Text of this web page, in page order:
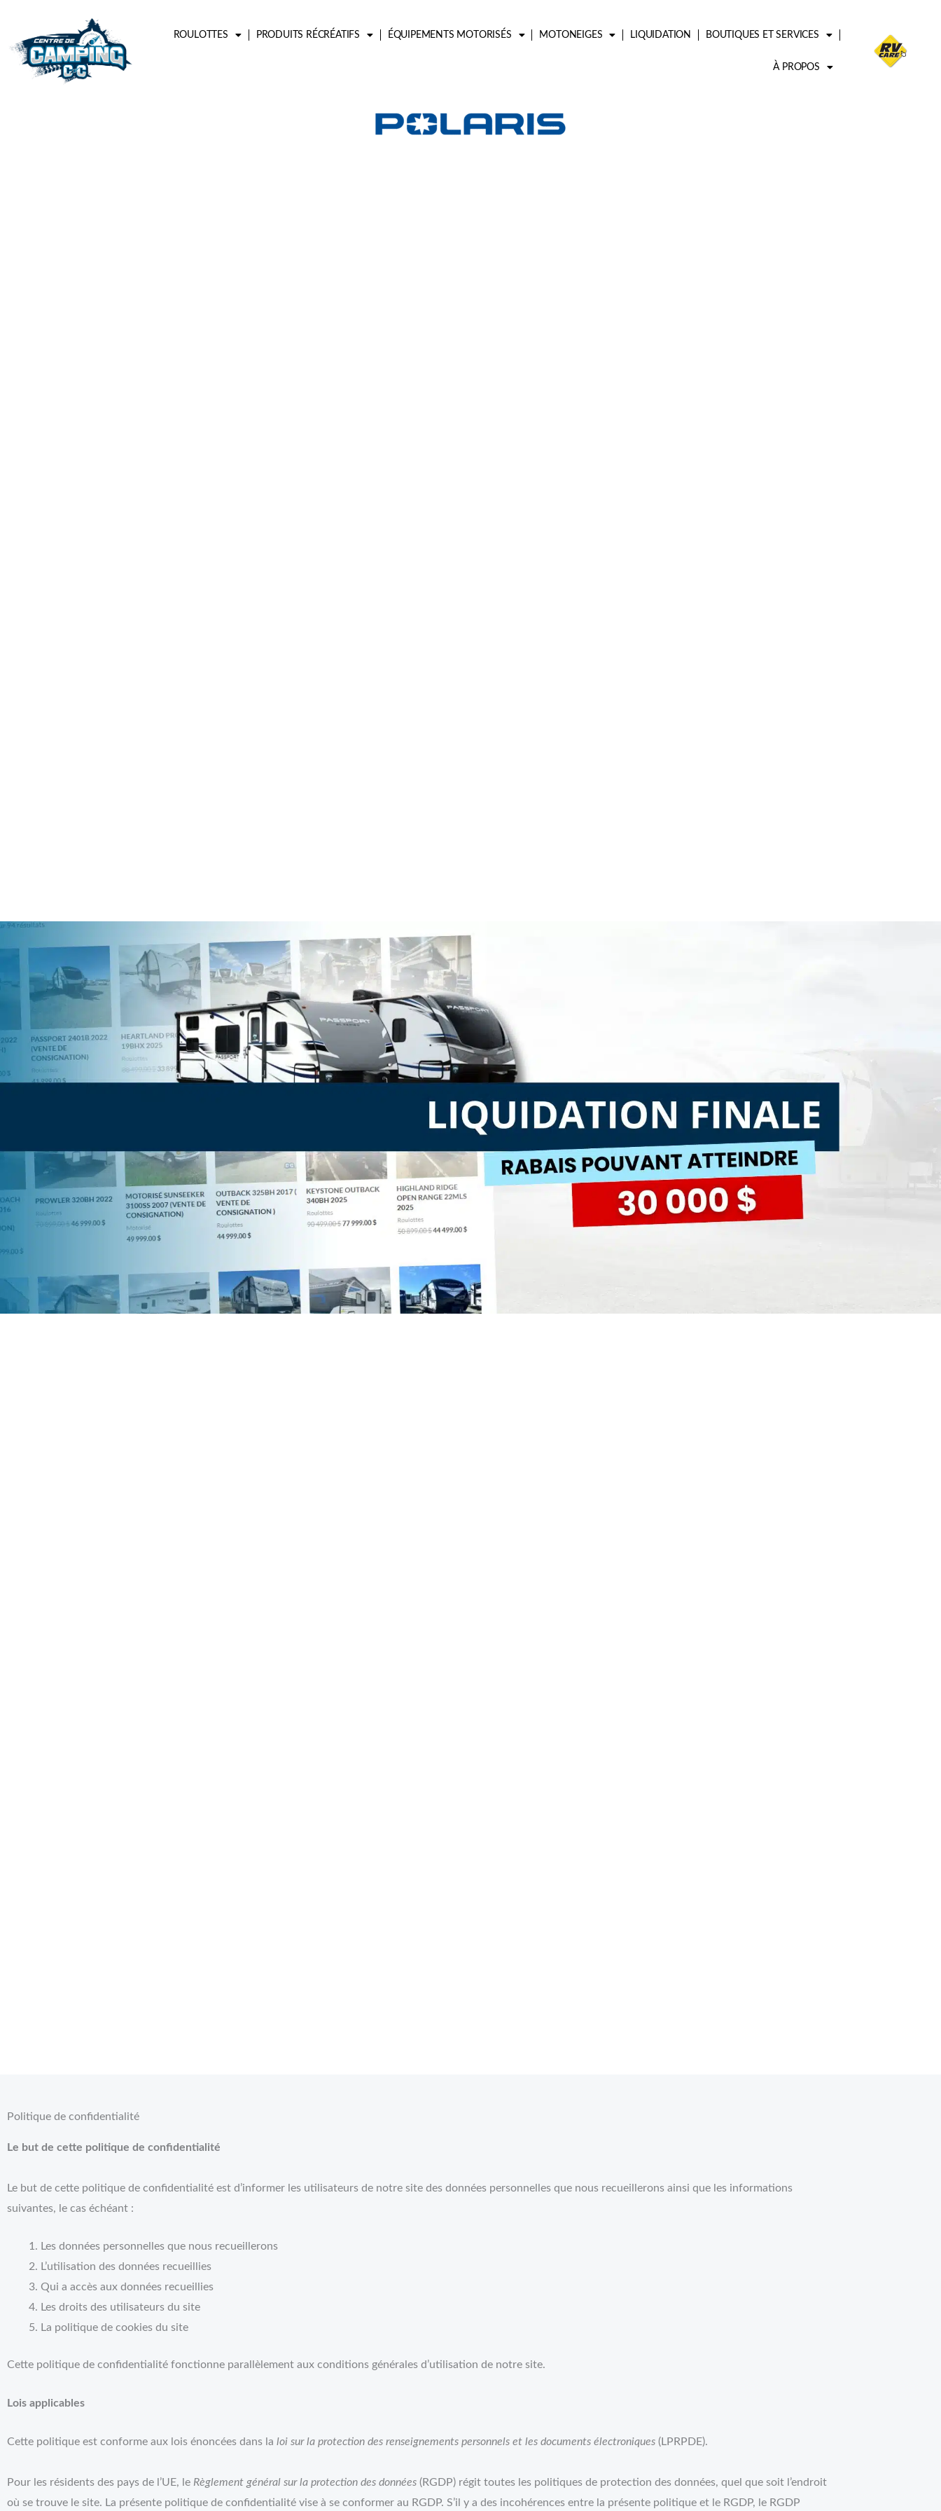
contenu
ROULOTTES PRODUITS RÉCRÉATIFS ÉQUIPEMENTS MOTORISÉS MOTONEIGES LIQUIDATION BOUTIQUES ET SERVICES
À PROPOS
Politique de confidentialité
Le but de cette politique de confidentialité
Le but de cette politique de confidentialité est d’informer les utilisateurs de notre site des données personnelles que nous recueillerons ainsi que les informations
suivantes, le cas échéant :
Les données personnelles que nous recueillerons
L’utilisation des données recueillies
Qui a accès aux données recueillies
Les droits des utilisateurs du site
La politique de cookies du site
Cette politique de confidentialité fonctionne parallèlement aux conditions générales d’utilisation de notre site.
Lois applicables
Cette politique est conforme aux lois énoncées dans la loi sur la protection des renseignements personnels et les documents électroniques (LPRPDE).
Pour les résidents des pays de l’UE, le Règlement général sur la protection des données (RGDP) régit toutes les politiques de protection des données, quel que soit l’endroit
où se trouve le site. La présente politique de confidentialité vise à se conformer au RGDP. S’il y a des incohérences entre la présente politique et le RGDP, le RGDP